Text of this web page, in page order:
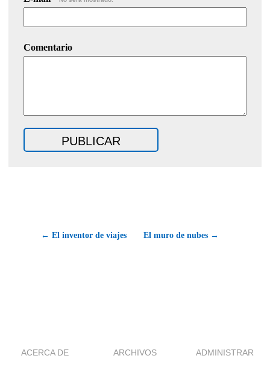
Comentario
← El inventor de viajes El muro de nubes →
ACERCA DE ARCHIVOS ADMINISTRAR